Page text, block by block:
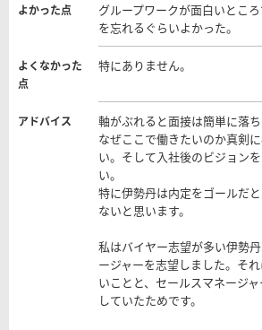
よかった点
グループワークが面白いとこ
を忘れるぐらいよかった。
よくなかった
点
特にありません。
アドバイス
軸がぶれると面接は簡単に落ち
なぜここで働きたいのか真剣
い。そして入社後のビジョン
い。
特に伊勢丹は内定をゴールだ
ないと思います。
私はバイヤー志望が多い伊勢
ージャーを志望しました。そ
いことと、セールスマネージ
していたためです。